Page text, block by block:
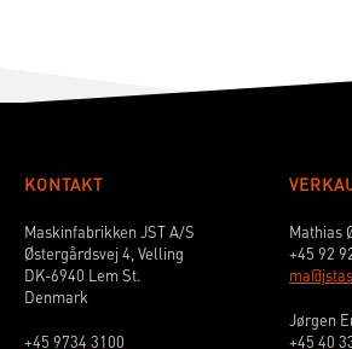
KONTAKT
Maskinfabrikken JST A/S
Østergårdsvej 4, Velling
DK-6940 Lem St.
Denmark
+45 9734 3100
Mathias
+45 92
Jørgen
+45 40